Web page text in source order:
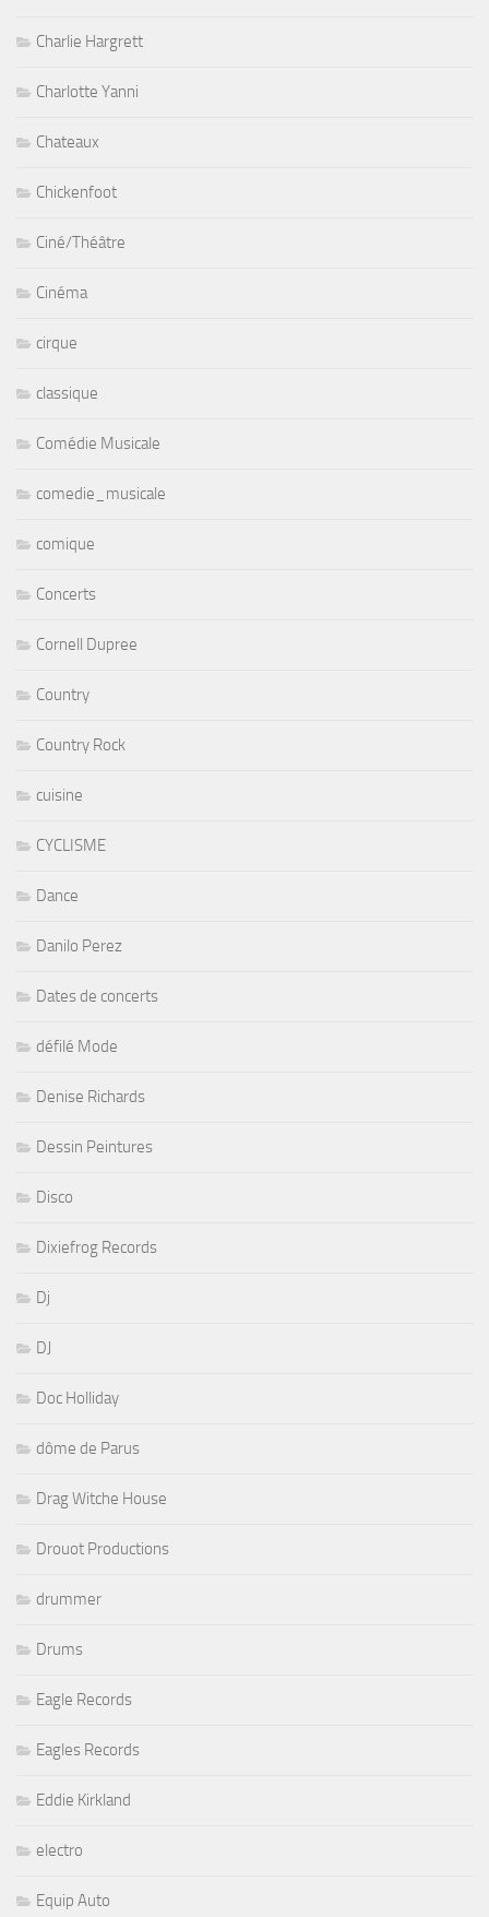
Charlie Hargrett
Charlotte Yanni
Chateaux
Chickenfoot
Ciné/Théâtre
Cinéma
cirque
classique
Comédie Musicale
comedie_musicale
comique
Concerts
Cornell Dupree
Country
Country Rock
cuisine
CYCLISME
Dance
Danilo Perez
Dates de concerts
défilé Mode
Denise Richards
Dessin Peintures
Disco
Dixiefrog Records
Dj
DJ
Doc Holliday
dôme de Parus
Drag Witche House
Drouot Productions
drummer
Drums
Eagle Records
Eagles Records
Eddie Kirkland
electro
Equip Auto